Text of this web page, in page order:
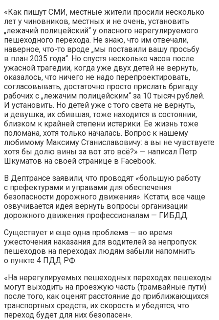
«Как пишут СМИ, местные жители просили несколько
лет у чиновников, местных и не очень, установить
„лежачий полицейский“ у опасного нерегулируемого
пешеходного перехода. Не знаю, что им отвечали,
наверное, что-то вроде „мы поставили вашу просьбу
в план 2035 года“. Но спустя несколько часов после
ужасной трагедии, когда уже двух детей не вернуть,
оказалось, что ничего не надо перепроектировать,
согласовывать, достаточно просто прислать бригаду
рабочих с „лежачим полицейским“ за 10 тысяч рублей.
И установить. Но детей уже с того света не вернуть,
и девушка, их сбившая, тоже находится в состоянии,
близком к крайней степени истерики. Ее жизнь тоже
поломана, хотя только началась. Вопрос к нашему
любимому Максиму Станиславовичу: а вы не чувствуете
хотя бы долю вины за вот это всё?» — написал Петр
Шкуматов на своей странице в Facebook.
В Дептрансе заявили, что проводят «большую работу
с префектурами и управами для обеспечения
безопасности дорожного движения». Кстати, все чаще
озвучивается идея вернуть вопросы организации
дорожного движения профессионалам — ГИБДД.
Существует и еще одна проблема — во время
ужесточения наказания для водителей за непропуск
пешеходов на переходах людям забыли напомнить
о пункте 4 ПДД РФ:
«На нерегулируемых пешеходных переходах пешеходы
могут выходить на проезжую часть (трамвайные пути)
после того, как оценят расстояние до приближающихся
транспортных средств, их скорость и убедятся, что
переход будет для них безопасен».